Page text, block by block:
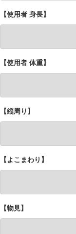
【使用者 身長】
【使用者 体重】
【縦周り】
【よこまわり】
【物見】